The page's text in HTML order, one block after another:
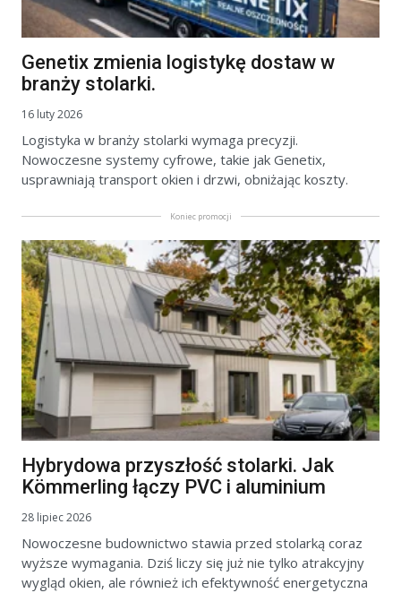
Genetix zmienia logistykę dostaw w
branży stolarki.
16 luty 2026
Logistyka w branży stolarki wymaga precyzji.
Nowoczesne systemy cyfrowe, takie jak Genetix,
usprawniają transport okien i drzwi, obniżając koszty.
Koniec promocji
Hybrydowa przyszłość stolarki. Jak
Kömmerling łączy PVC i aluminium
28 lipiec 2026
Nowoczesne budownictwo stawia przed stolarką coraz
wyższe wymagania. Dziś liczy się już nie tylko atrakcyjny
wygląd okien, ale również ich efektywność energetyczna